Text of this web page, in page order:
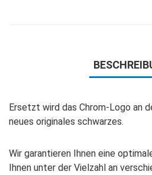
Ersetzt wird das Chrom-Logo an
neues originales schwarzes.
Wir garantieren Ihnen eine
Ihnen unter der Vielzahl an